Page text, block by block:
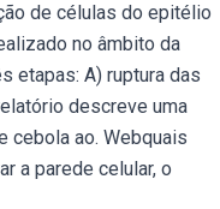
de células do epitélio
no âmbito da
etapas: A) ruptura das
descreve uma
cebola ao. Webquais
a parede celular, o